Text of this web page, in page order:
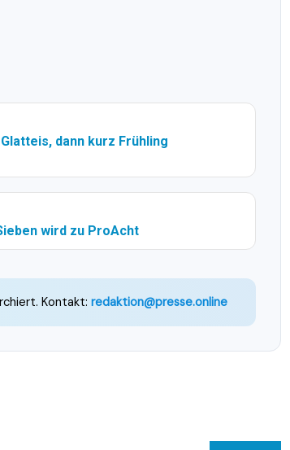
dann kurz Frühling
wird zu ProAcht
Kontakt: redaktion@presse.online